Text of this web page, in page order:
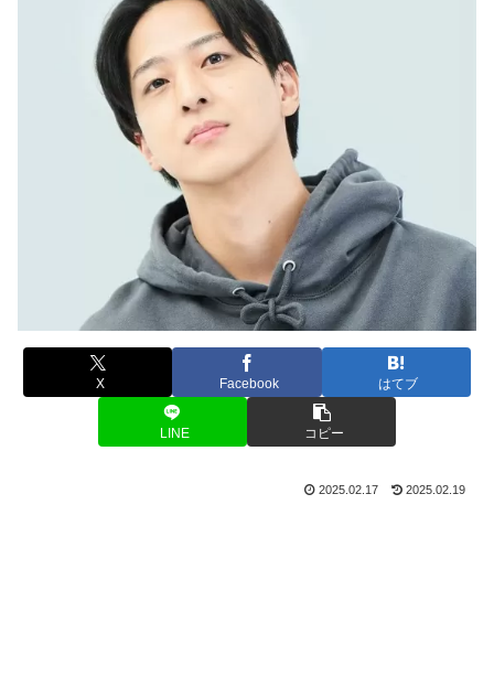
X Facebook はてブ
LINE コピー
2025.02.17 2025.02.19